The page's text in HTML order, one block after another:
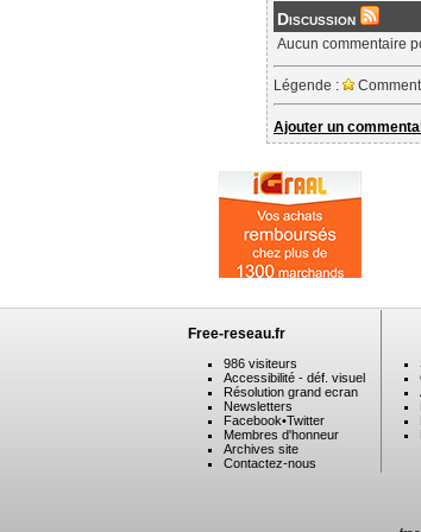
Discussion
Aucun commentaire
Légende :
Ajouter un
Free-reseau.fr
986 visiteurs
Accessibilité - déf. visuel
Résolution grand ecran
Newsletters
Facebook•Twitter
Membres d'honneur
Archives site
Contactez-nous